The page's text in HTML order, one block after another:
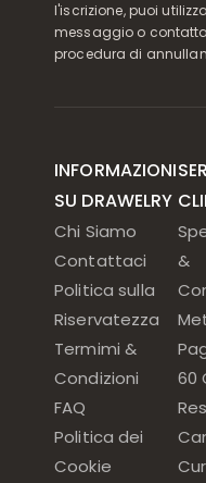
l'iscrizione, puoi
messaggio o
procedura di
INFORMAZIONI
SU DRAWELRY
Chi Siamo
Contattaci
Politica sulla
Riservatezza
Termimi &
Condizioni
FAQ
Politica dei
Cookie
&
60